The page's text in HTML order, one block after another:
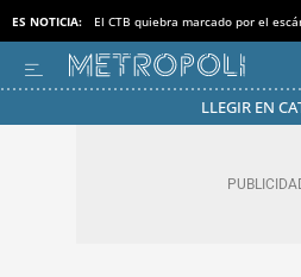
ES NOTICIA: El CTB quiebra marcado por el
LLEGIR EN